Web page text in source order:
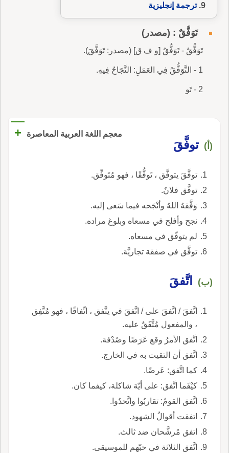
ترجمة إنجليزية
تَوَفُّقٌ : (مصدر)
تَوَفُّقٌ - تَوَفُّقٌ [و ف ق] (مصدر: تَوَفَّقَ).
1 - التَّوَفُّقُ فِي العَمَلِ: النَّجَاحُ فِيهِ.
2 - تَو
معجم اللغة العربية المعاصرة +
(أ) توفَّقَ
توفَّقَ يتوفَّق ، تَوفُّقًا ، فهو مُتَوفِّق.
توفَّق فلانٌ.
وَفَّقهُ اللهُ وأنْجَحه فيما سَعى إليه.
نجح وأفلح في مسعاه وبلوغ مراده.
لم يتوفّق في مسعاه.
توفَّق في صفقة تجاريَّة.
(ب) اتَّفقَ
اتَّفقَ / اتَّفقَ على / اتَّفقَ في يتَّفق ، اتِّفاقًا ، فهو مُتَّفِق
، والمفعول مُتَّفَقٌ عليه.
اتَّفق الأمرُ وقع عَرَضًا وصُدْفة.
اتَّفق أن التقيت به في الخارج.
كما اتَّفق: عَرضًا.
كيْفَما اتَّفق: على أيّة شاكلة، كيفما كان.
اتَّفق القومُ: تقاربُوا واتَّحدُوا.
اتفقت أقوالُ الشهود.
اتفق مُرشَّحان ضد ثالث.
اتَّفق الثلاثة في حبّهم للموسيقى.